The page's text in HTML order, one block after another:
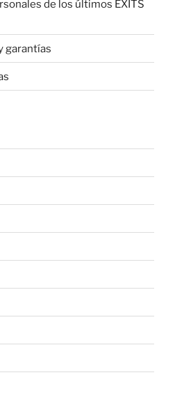
de los últimos EXITS
garantías